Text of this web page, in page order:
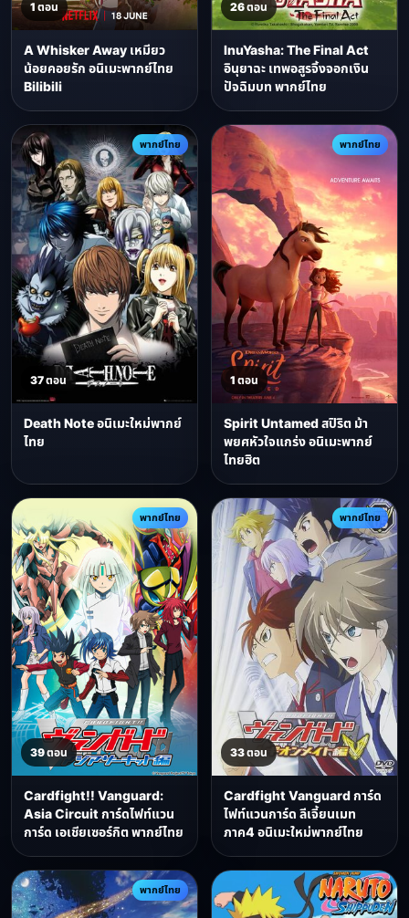
1 ตอน
A Whisker Away เหมียว
น้อยคอยรัก อนิเมะพากย์ไทย
Bilibili
26 ตอน
InuYasha: The Final Act
อินุยาฉะ เทพอสูรจิ้งจอกเงิน
ปัจฉิมบท พากย์ไทย
พากย์ไทย
37 ตอน
Death Note อนิเมะใหม่พากย์
ไทย
พากย์ไทย
1 ตอน
Spirit Untamed สปิริต ม้า
พยศหัวใจแกร่ง อนิเมะพากย์
ไทยฮิต
พากย์ไทย
39 ตอน
Cardfight!! Vanguard:
Asia Circuit การ์ดไฟท์แวน
การ์ด เอเชียเซอร์กิต พากย์ไทย
พากย์ไทย
33 ตอน
Cardfight Vanguard การ์ด
ไฟท์แวนการ์ด ลีเจี้ยนเมท
ภาค4 อนิเมะใหม่พากย์ไทย
พากย์ไทย